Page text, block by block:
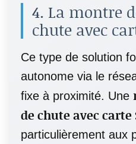
4. La montre
chute avec
Ce type de solution
autonome via le
fixe à proximité. Une
de chute avec carte
particulièrement aux